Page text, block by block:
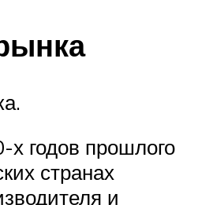
годов прошлого
странах
и